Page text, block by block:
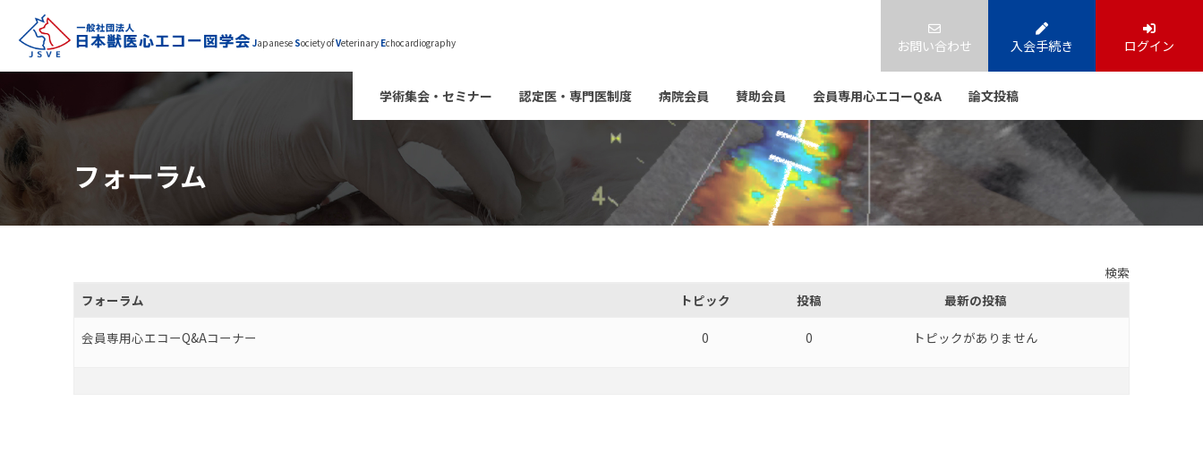
Japanese Society ofVeterinary Echocardiography お問い合わせ 入会手続き ログイン
学術集会・セミナー 認定医・専門医制度 病院会員 賛助会員 会員専用心エコーQ&A 論文投稿
フォーラム
フォーラム トピック 投稿 最新の投稿
会員専用心エコーQ&Aコーナー 0 0 トピックがありません